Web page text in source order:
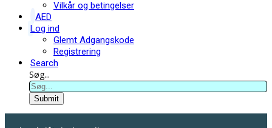
Vilkår og betingelser
AED
Log ind
Glemt Adgangskode
Registrering
Search
Søg...
Submit